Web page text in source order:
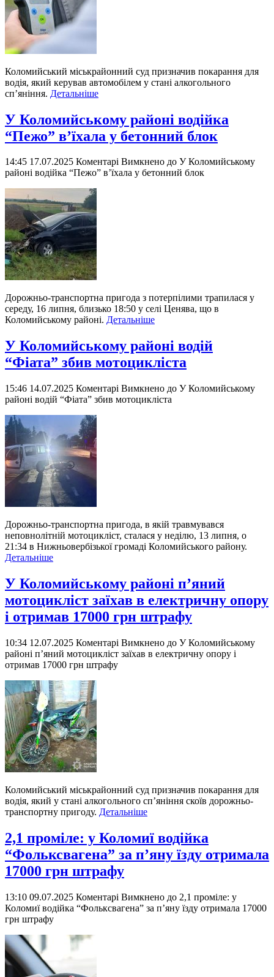
Коломийський міськрайонний суд призначив покарання для
водія, який керував автомобілем у стані алкогольного
сп’яніння. Детальніше
У Коломийському районі водійка
“Пежо” в’їхала у бетонний блок
14:45 17.07.2025 Коментарі Вимкнено до У Коломийському
районі водійка “Пежо” в’їхала у бетонний блок
Дорожньо-транспортна пригода з потерпілими трапилася у
середу, 16 липня, близько 18:50 у селі Ценява, що в
Коломийському районі. Детальніше
У Коломийському районі водій
“Фіата” збив мотоцикліста
15:46 14.07.2025 Коментарі Вимкнено до У Коломийському
районі водій “Фіата” збив мотоцикліста
Дорожньо-транспортна пригода, в якій травмувався
неповнолітній мотоцикліст, сталася у неділю, 13 липня, о
21:34 в Нижньовербізької громаді Коломийського району.
Детальніше
У Коломийському районі п’яний
мотоцикліст заїхав в електричну опору
і отримав 17000 грн штрафу
10:34 12.07.2025 Коментарі Вимкнено до У Коломийському
районі п’яний мотоцикліст заїхав в електричну опору і
отримав 17000 грн штрафу
Коломийський міськрайонний суд призначив покарання для
водія, який у стані алкогольного сп’яніння скоїв дорожньо-
транспортну пригоду. Детальніше
2,1 проміле: у Коломиї водійка
“Фольксвагена” за п’яну їзду отримала
17000 грн штрафу
13:10 09.07.2025 Коментарі Вимкнено до 2,1 проміле: у
Коломиї водійка “Фольксвагена” за п’яну їзду отримала 17000
грн штрафу